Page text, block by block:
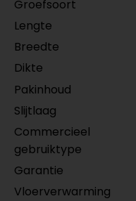
zwart gefolied
per lengte: mm,
zwart gefolied
per lengte: mm,
Co-Pro
per lengte:
Groefsoort
Lengte
Breedte
Dikte
Pakinhoud
Slijtlaag
Commercieel
gebruiktype
Garantie
Vloerverwarming